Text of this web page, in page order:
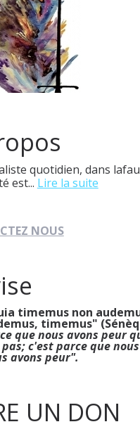
quotidien, dans
est... Lire la suite
NOUS
timemus non
timemus"
que nous avons peur
c'est parce que
avons peur".
UN DON